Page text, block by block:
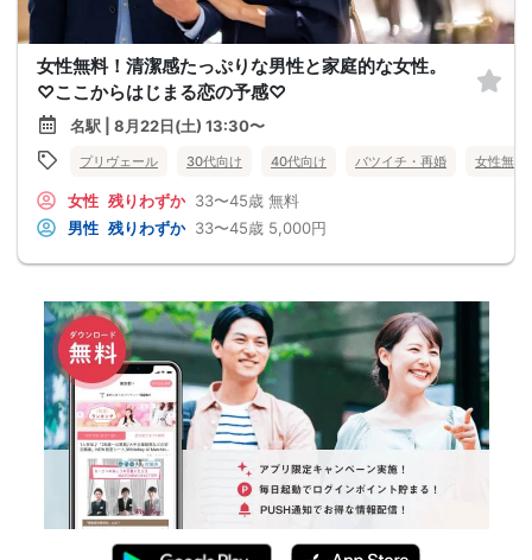
女性無料！清潔感たっぷりな男性と家庭的な女性。
♡ここからはじまる恋の予感♡
名駅 | 8月22日(土) 13:30〜
プリヴェール 30代向け 40代向け バツイチ・再婚 女性無料
女性 残りわずか 33〜45歳 無料
男性 残りわずか 33〜45歳 5,000円